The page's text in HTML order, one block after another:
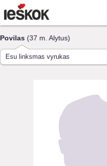
Povilas (37 m. Alytus)
Esu linksmas vyrukas